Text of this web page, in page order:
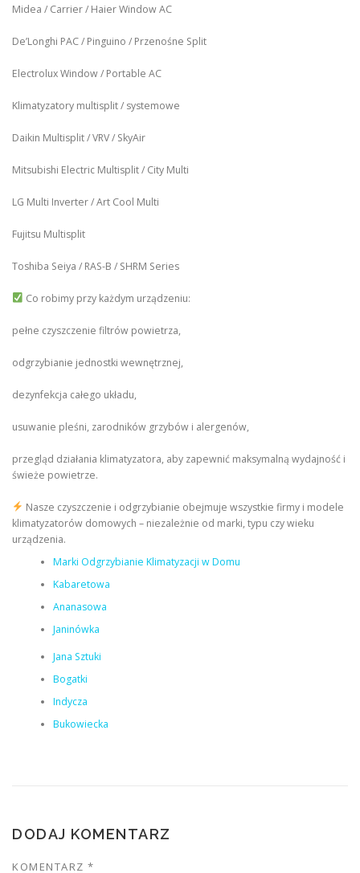
Midea / Carrier / Haier Window AC
De’Longhi PAC / Pinguino / Przenośne Split
Electrolux Window / Portable AC
Klimatyzatory multisplit / systemowe
Daikin Multisplit / VRV / SkyAir
Mitsubishi Electric Multisplit / City Multi
LG Multi Inverter / Art Cool Multi
Fujitsu Multisplit
Toshiba Seiya / RAS-B / SHRM Series
Co robimy przy każdym urządzeniu:
pełne czyszczenie filtrów powietrza,
odgrzybianie jednostki wewnętrznej,
dezynfekcja całego układu,
usuwanie pleśni, zarodników grzybów i alergenów,
przegląd działania klimatyzatora, aby zapewnić maksymalną wydajność i
świeże powietrze.
Nasze czyszczenie i odgrzybianie obejmuje wszystkie firmy i modele
klimatyzatorów domowych – niezależnie od marki, typu czy wieku
urządzenia.
Marki Odgrzybianie Klimatyzacji w Domu
Kabaretowa
Ananasowa
Janinówka
Jana Sztuki
Bogatki
Indycza
Bukowiecka
DODAJ KOMENTARZ
KOMENTARZ *